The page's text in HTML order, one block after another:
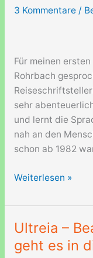
sein!
3 Kommentare /
Für meinen
Rohrbach
sehr
und lernt die
nah an den
schon ab 1982
Folge
–
Carmen
Rohrbach
–
Weiterlesen »
Ultreia –
geht es in